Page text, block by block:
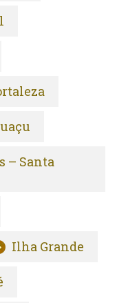
– Santa
Ilha Grande